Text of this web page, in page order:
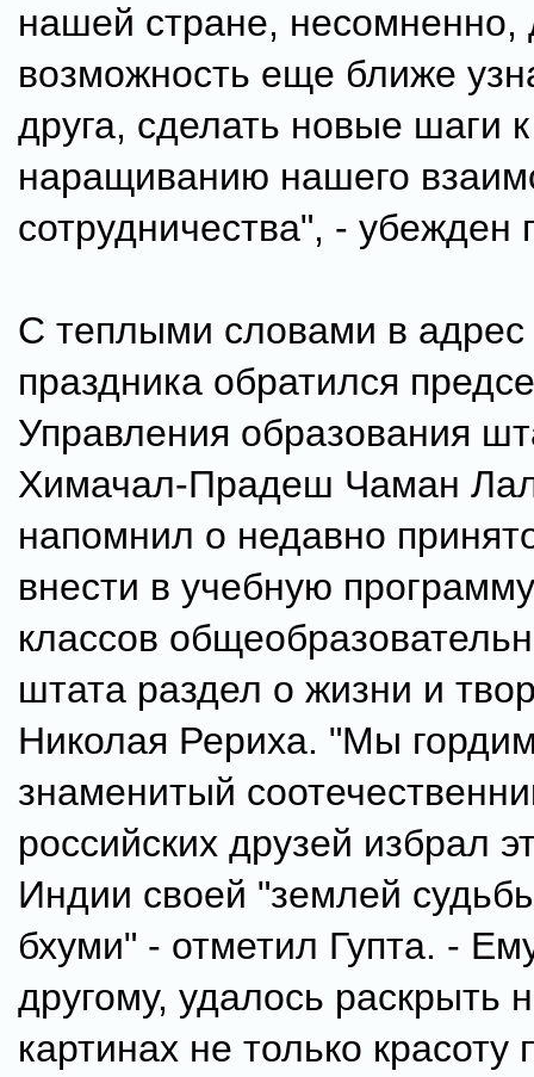
нашей стране,
возможность еще ближе
друга, сделать новые шаги к
наращиванию нашего
сотрудничества", - убежден
С теплыми словами в адрес
праздника обратился
Управления образования
Химачал-Прадеш Чаман
напомнил о недавно
внести в учебную
классов
штата раздел о жизни и
Николая Рериха. "Мы
знаменитый
российских друзей избрал
Индии своей "землей
бхуми" - отметил Гупта. -
другому, удалось раскрыть
картинах не только красоту